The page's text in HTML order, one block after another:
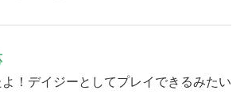
よ！デイジーとしてプレイできるみたい